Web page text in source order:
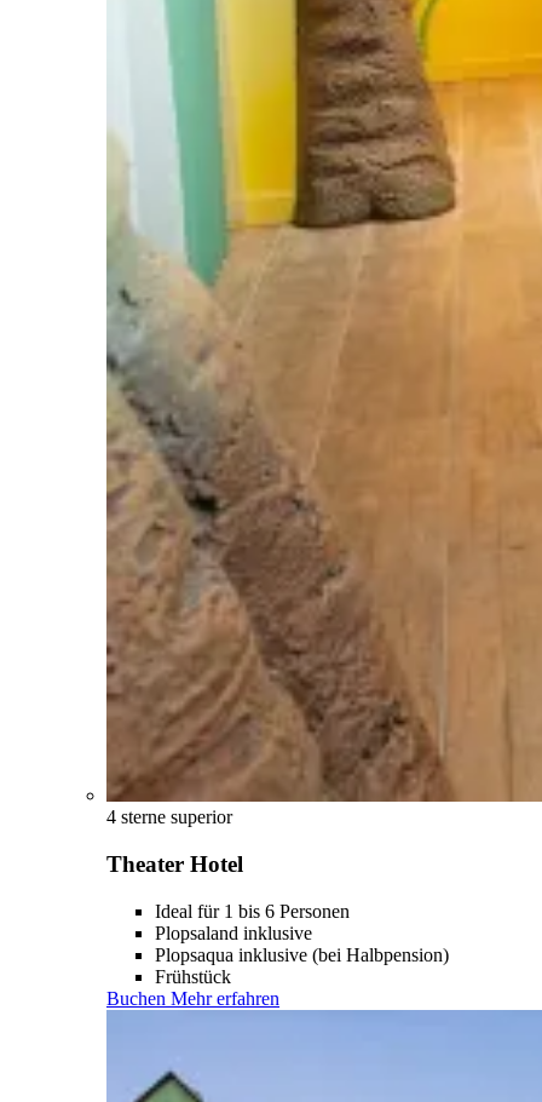
4 sterne superior
Theater Hotel
Ideal für 1 bis 6 Personen
Plopsaland inklusive
Plopsaqua inklusive (bei Halbpension)
Frühstück
Buchen Mehr erfahren